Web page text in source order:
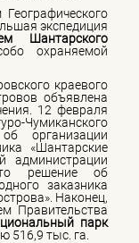
экспедиция
Шантарского
охраняемой
краевого
объявлена
12 февраля
Чумиканского
организации
«Шантарские
администрации
решение об
заказника
Наконец,
Правительства
парк
тыс. га.